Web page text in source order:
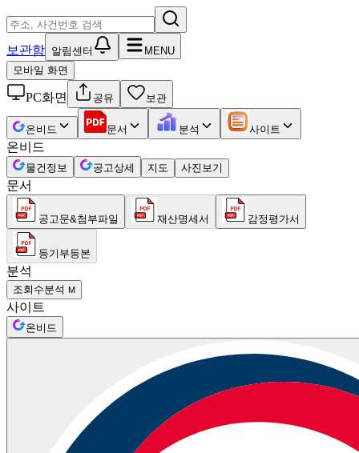
보관함 알림센터
MENU
모바일 화면
PC화면 공유 보관
온비드 문서 분석 사이트
온비드
물건정보 공고상세 지도 사진보기
문서
공고문&첨부파일 재산명세서 감정평가서
등기부등본
분석
조회수분석 M
사이트
온비드